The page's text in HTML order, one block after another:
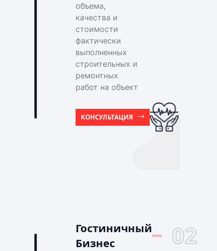
объема,
качества и
стоимости
фактически
выполненных
строительных и
ремонтных
работ на объект
КОНСУЛЬТАЦИЯ
Гостиничный
Бизнес
02